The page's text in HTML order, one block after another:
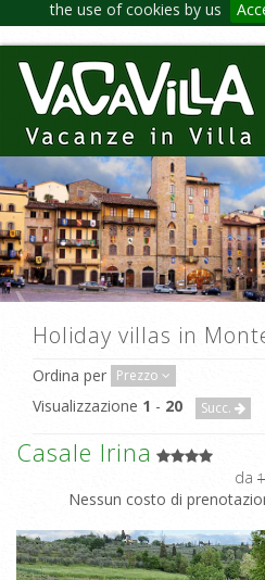
the use of cookies by us
Holiday villas in
Ordina per Prezzo
Visualizzazione 1 - 20 Succ.
Casale Irina
da
Nessun costo di